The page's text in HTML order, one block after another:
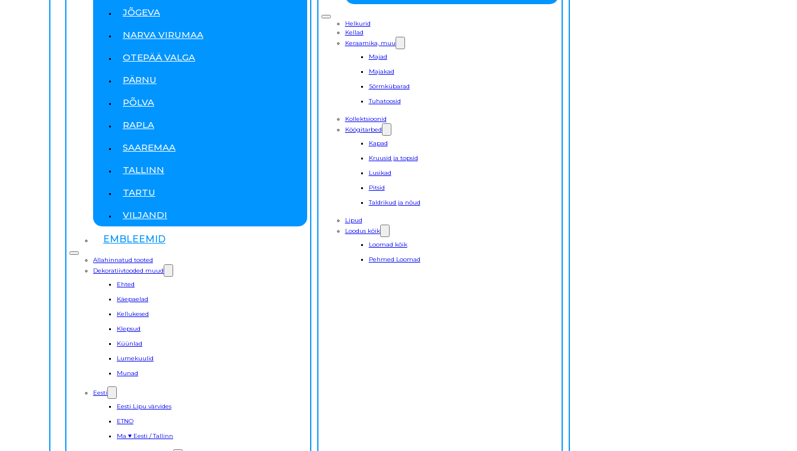
JÕGEVA
NARVA VIRUMAA
OTEPÄÄ VALGA
PÄRNU
PÕLVA
RAPLA
SAAREMAA
TALLINN
TARTU
VILJANDI
EMBLEEMID
Allahinnatud tooted
Dekoratiivtooded muud
Ehted
Käepaelad
Kellukesed
Klepsud
Küünlad
Lumekuulid
Munad
Eesti
Eesti Lipu värvides
ETNO
Ma ♥ Eesti / Tallinn
Helkurid
Kellad
Keraamika, muu
Majad
Majakad
Sõrmkübarad
Tuhatoosid
Kollektsioonid
Köögitarbed
Kapad
Kruusid ja topsid
Lusikad
Pitsid
Taldrikud ja nõud
Lipud
Loodus kõik
Loomad kõik
Pehmed Loomad